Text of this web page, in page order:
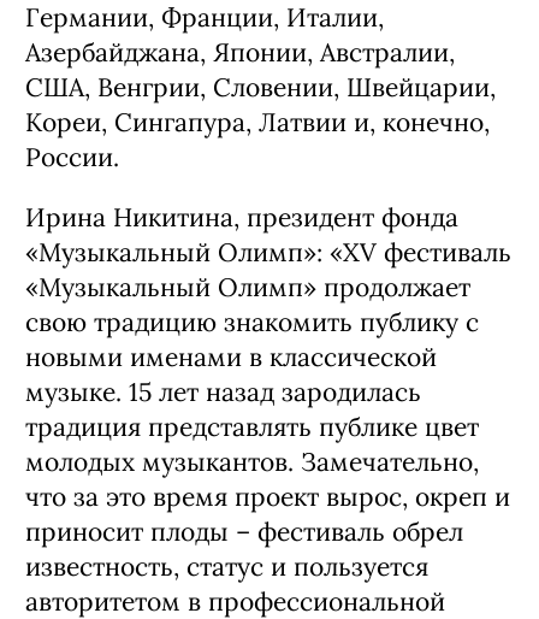
Германии, Франции, Италии,
Азербайджана, Японии, Австралии,
США, Венгрии, Словении, Швейцарии,
Кореи, Сингапура, Латвии и, конечно,
России.
Ирина Никитина, президент фонда
«Музыкальный Олимп»: «XV фестиваль
«Музыкальный Олимп» продолжает
свою традицию знакомить публику с
новыми именами в классической
музыке. 15 лет назад зародилась
традиция представлять публике цвет
молодых музыкантов. Замечательно,
что за это время проект вырос, окреп и
приносит плоды – фестиваль обрел
известность, статус и пользуется
авторитетом в профессиональной